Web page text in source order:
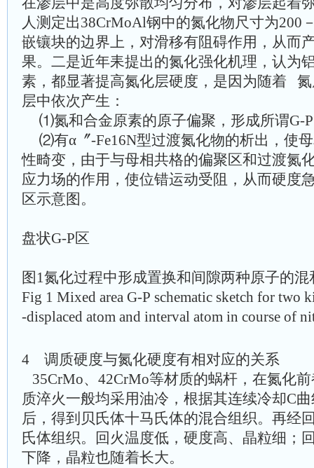
人测定出38CrMoAl钢中的氮化物尺寸为200
嵌镶块的边界上，对滑移有阻碍作用，从而
果。二是近年耒提出的氮化强化机理，认为
素，都显著提高氮化层硬度，是因为随着
层中依次产生：
⑴氮和合金原素的原子偏聚，形成所谓G-
⑵有α〞-Fe16N型过渡氮化物的析出，使
性畸变，由于与母相共格的偏聚区和过渡氮
应力场的作用，使位错运动受阻，从而硬度
区示意图。
盘状G-P区
图1氮化过程中形成置换和间隙两种原子的
Fig 1 Mixed area G-P schematic sketch for two
-displaced atom and interval atom in course of
4 调质硬度与氮化硬度有相对应的关系
35CrMo、42CrMo等材质的蜗杆，在氮化
质淬火一般均采用油冷，根据其连续冷却C
后，得到贝氏体十马氏体的混合组织。再经
氏体组织。回火温度低，硬度高、晶粒细；
下降，晶粒也随着长大。